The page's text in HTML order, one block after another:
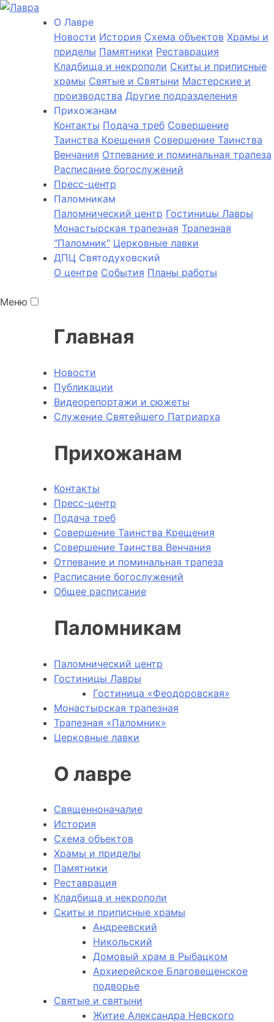
О Лаврe
Новости История Cхема объектов Храмы и
приделы Памятники Реставрация
Кладбища и некрополи Скиты и приписные
храмы Святые и Святыни Мастерские и
производства Другие подразделения
Прихожанам
Контакты Подача треб Совершение
Таинства Крещения Совершение Таинства
Венчания Отпевание и поминальная трапеза
Расписание богослужений
Пресс-центр
Паломникам
Паломнический центр Гостиницы Лавры
Монастырская трапезная Трапезная
"Паломник" Церковные лавки
ДПЦ Святодуховский
О центре События Планы работы
Меню
Главная
Новости
Публикации
Видеорепортажи и сюжеты
Служение Святейшего Патриарха
Прихожанам
Контакты
Пресс-центр
Подача треб
Совершение Таинства Крещения
Совершение Таинства Венчания
Отпевание и поминальная трапеза
Расписание богослужений
Общее расписание
Паломникам
Паломнический центр
Гостиницы Лавры
Гостиница «Феодоровская»
Монастырская трапезная
Трапезная «Паломник»
Церковные лавки
О лавре
Священноначалие
История
Схема объектов
Храмы и приделы
Памятники
Реставрация
Кладбища и некрополи
Скиты и приписные храмы
Андреевский
Никольский
Домовый храм в Рыбацком
Архиерейское Благовещенское
подворье
Святые и святыни
Житие Александра Невского